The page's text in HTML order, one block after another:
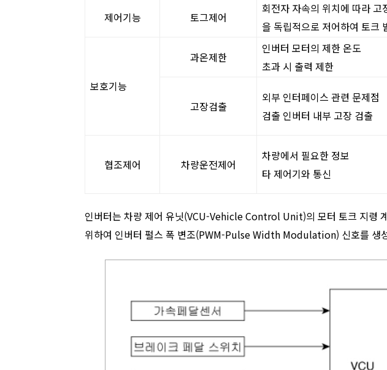
제어기능 토그제어
회전자 자속의 위치에 따라
을 독립적으로 저어하여 토크
보호기능
과온제한
인버터 모터의 제한 온도
초과 시 출력 제한
고장검출
외부 인터페이스 관련 문제점
검출 인버터 내부 고장 검출
협조제어 차량운전제어
차량에서 필요한 정보
타 제어기와 통신
인버터는 차량 제어 유닛(VCU-Vehicle Control Unit)의 모터 토크 지령
위하여 인버터 펄스 폭 변조(PWM-Pulse Width Modulation) 신호를 생